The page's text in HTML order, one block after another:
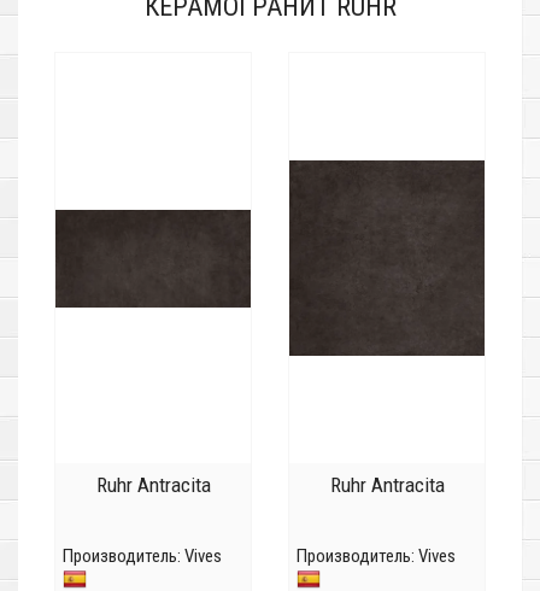
КЕРАМОГРАНИТ RUHR
Ruhr Antracita
Производитель: Vives
Ruhr Antracita
Производитель: Vives